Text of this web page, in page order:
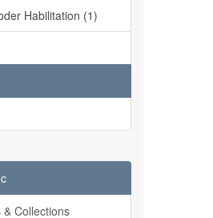
Habilitation (1)
Collections